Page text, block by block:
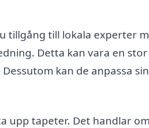
tillgång till lokala experter
Detta kan vara en stor
kan de anpassa
upp tapeter. Det handlar